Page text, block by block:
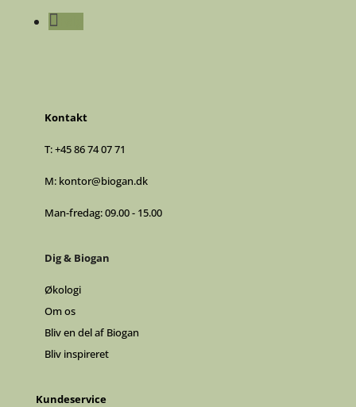
Kontakt
T:+45 86 74 07 71
M: kontor@biogan.dk
Man-fredag: 09.00 - 15.00
Dig & Biogan
Økologi
Om os
Bliv en del af Biogan
Bliv inspireret
Kundeservice